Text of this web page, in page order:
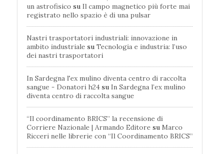
un astrofisico su Il campo magnetico più forte mai
registrato nello spazio è di una pulsar
Nastri trasportatori industriali: innovazione in
ambito industriale su Tecnologia e industria: l’uso
dei nastri trasportatori
In Sardegna l'ex mulino diventa centro di raccolta
sangue - Donatori h24 su In Sardegna l’ex mulino
diventa centro di raccolta sangue
“Il coordinamento BRICS” la recensione di
Corriere Nazionale | Armando Editore su Marco
Ricceri nelle librerie con “Il Coordinamento BRICS”